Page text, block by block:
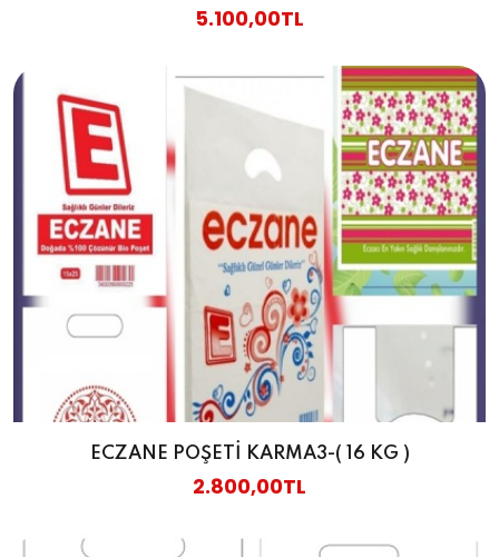
5.100,00TL
ECZANE POŞETİ KARMA3-( 16 KG )
2.800,00TL